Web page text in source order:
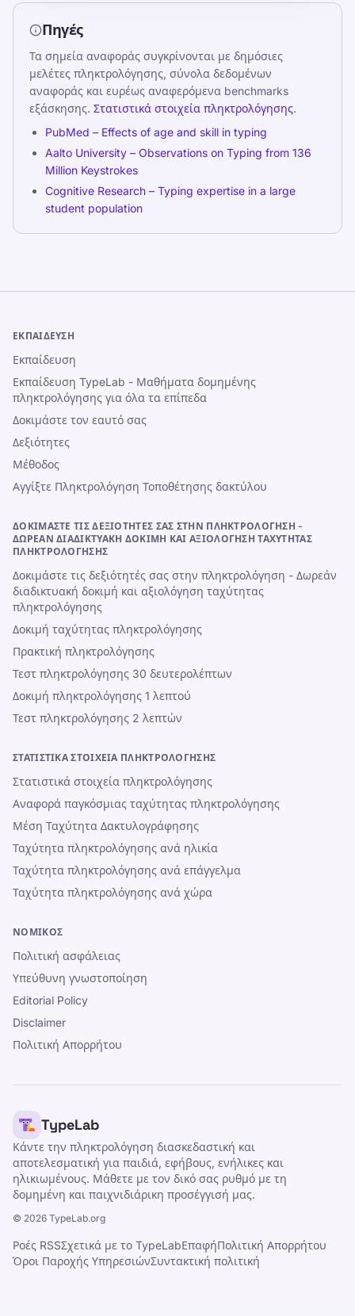
Πηγές
Τα σημεία αναφοράς συγκρίνονται με δημόσιες
μελέτες πληκτρολόγησης, σύνολα δεδομένων
αναφοράς και ευρέως αναφερόμενα benchmarks
εξάσκησης. Στατιστικά στοιχεία πληκτρολόγησης.
PubMed – Effects of age and skill in typing
Aalto University – Observations on Typing from 136
Million Keystrokes
Cognitive Research – Typing expertise in a large
student population
ΕΚΠΑΊΔΕΥΣΗ
Εκπαίδευση
Εκπαίδευση TypeLab - Μαθήματα δομημένης
πληκτρολόγησης για όλα τα επίπεδα
Δοκιμάστε τον εαυτό σας
Δεξιότητες
Μέθοδος
Αγγίξτε Πληκτρολόγηση Τοποθέτησης δακτύλου
ΔΟΚΙΜΆΣΤΕ ΤΙΣ ΔΕΞΙΌΤΗΤΈΣ ΣΑΣ ΣΤΗΝ ΠΛΗΚΤΡΟΛΌΓΗΣΗ -
ΔΩΡΕΆΝ ΔΙΑΔΙΚΤΥΑΚΉ ΔΟΚΙΜΉ ΚΑΙ ΑΞΙΟΛΌΓΗΣΗ ΤΑΧΎΤΗΤΑΣ
ΠΛΗΚΤΡΟΛΌΓΗΣΗΣ
Δοκιμάστε τις δεξιότητές σας στην πληκτρολόγηση - Δωρεάν
διαδικτυακή δοκιμή και αξιολόγηση ταχύτητας
πληκτρολόγησης
Δοκιμή ταχύτητας πληκτρολόγησης
Πρακτική πληκτρολόγησης
Τεστ πληκτρολόγησης 30 δευτερολέπτων
Δοκιμή πληκτρολόγησης 1 λεπτού
Τεστ πληκτρολόγησης 2 λεπτών
ΣΤΑΤΙΣΤΙΚΆ ΣΤΟΙΧΕΊΑ ΠΛΗΚΤΡΟΛΌΓΗΣΗΣ
Στατιστικά στοιχεία πληκτρολόγησης
Αναφορά παγκόσμιας ταχύτητας πληκτρολόγησης
Μέση Ταχύτητα Δακτυλογράφησης
Ταχύτητα πληκτρολόγησης ανά ηλικία
Ταχύτητα πληκτρολόγησης ανά επάγγελμα
Ταχύτητα πληκτρολόγησης ανά χώρα
ΝΟΜΙΚΌΣ
Πολιτική ασφάλειας
Υπεύθυνη γνωστοποίηση
Editorial Policy
Disclaimer
Πολιτική Απορρήτου
TypeLab
Κάντε την πληκτρολόγηση διασκεδαστική και
αποτελεσματική για παιδιά, εφήβους, ενήλικες και
ηλικιωμένους. Μάθετε με τον δικό σας ρυθμό με τη
δομημένη και παιχνιδιάρικη προσέγγισή μας.
© 2026 TypeLab.org
Ροές RSSΣχετικά με το TypeLabΕπαφήΠολιτική Απορρήτου
Όροι Παροχής ΥπηρεσιώνΣυντακτική πολιτική